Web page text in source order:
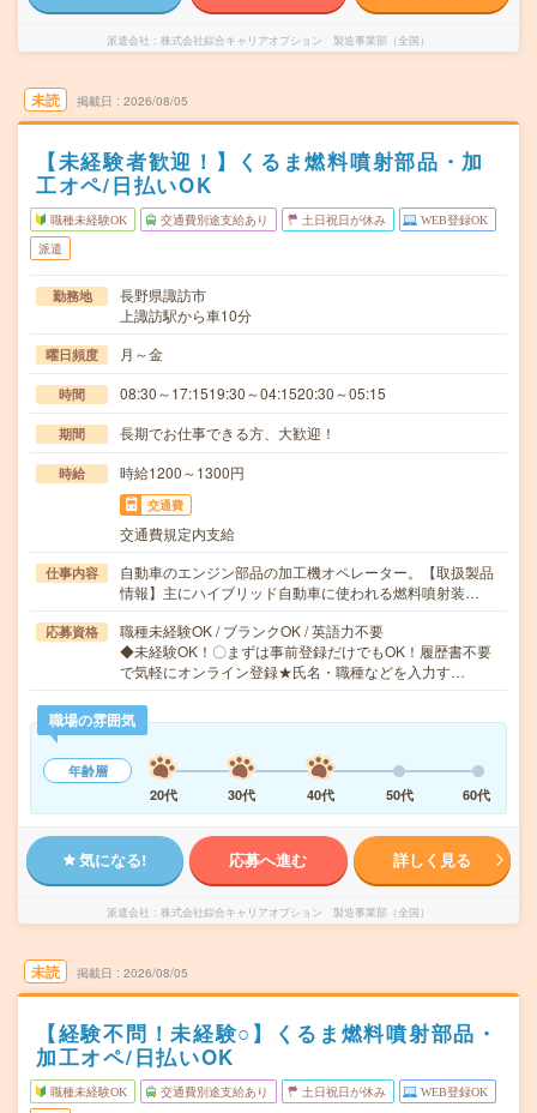
派遣会社 株式会社綜合キャリアオプション 製造事業部（全国）
未読 掲載日 2026/08/05
【未経験者歓迎！】くるま燃料噴射部品・加
工オペ/日払いOK
職種未経験OK 交通費別途支給あり 土日祝日が休み WEB登録OK
派遣
勤務地
長野県諏訪市
上諏訪駅から車10分
曜日頻度 月～金
時間 08:30～17:1519:30～04:1520:30～05:15
期間 長期でお仕事できる方、大歓迎！
時給 時給1200～1300円
交通費
交通費規定内支給
仕事内容
自動車のエンジン部品の加工機オペレーター。【取扱製品
情報】主にハイブリッド自動車に使われる燃料噴射装…
応募資格
職種未経験OK / ブランクOK / 英語力不要
◆未経験OK！〇まずは事前登録だけでもOK！履歴書不要
で気軽にオンライン登録★氏名・職種などを入力す…
職場の雰囲気
年齢層
20代
30代 40代 50代 60代
気になる! 応募へ進む 詳しく見る
派遣会社 株式会社綜合キャリアオプション 製造事業部（全国）
未読 掲載日 2026/08/05
【経験不問！未経験○】くるま燃料噴射部品・
加工オペ/日払いOK
職種未経験OK 交通費別途支給あり 土日祝日が休み WEB登録OK